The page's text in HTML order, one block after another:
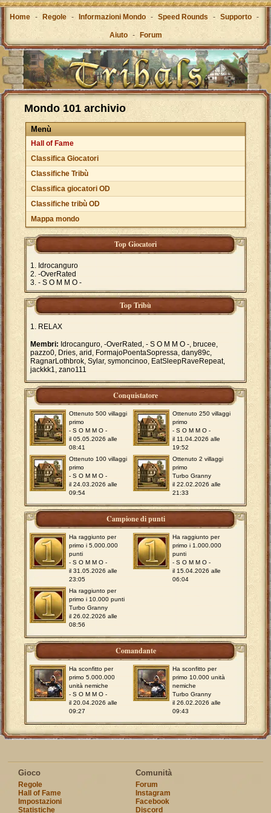
Home - Regole - Informazioni Mondo - Speed Rounds - Supporto -
Aiuto - Forum
Mondo 101 archivio
Menù
Hall of Fame
Classifica Giocatori
Classifiche Tribù
Classifica giocatori OD
Classifiche tribù OD
Mappa mondo
Top Giocatori
Idrocanguro
-OverRated
- S O M M O -
Top Tribù
RELAX
Membri: Idrocanguro, -OverRated, - S O M M O -, brucee,
pazzo0, Dries, arid, FormajoPoentaSopressa, dany89c,
RagnarLothbrok, Sylar, symoncinoo, EatSleepRaveRepeat,
jackkk1, zano111
Conquistatore
Ottenuto 500 villaggi
primo
- S O M M O -
il 05.05.2026 alle
08:41
Ottenuto 250 villaggi
primo
- S O M M O -
il 11.04.2026 alle
19:52
Ottenuto 100 villaggi
primo
- S O M M O -
il 24.03.2026 alle
09:54
Ottenuto 2 villaggi
primo
Turbo Granny
il 22.02.2026 alle
21:33
Campione di punti
Ha raggiunto per
primo i 5.000.000
punti
- S O M M O -
il 31.05.2026 alle
23:05
Ha raggiunto per
primo i 1.000.000
punti
- S O M M O -
il 15.04.2026 alle
06:04
Ha raggiunto per
primo i 10.000 punti
Turbo Granny
il 26.02.2026 alle
08:56
Comandante
Ha sconfitto per
primo 5.000.000
unità nemiche
- S O M M O -
il 20.04.2026 alle
09:27
Ha sconfitto per
primo 10.000 unità
nemiche
Turbo Granny
il 26.02.2026 alle
09:43
Gioco
Regole
Hall of Fame
Impostazioni
Statistiche
Comunità
Forum
Instagram
Facebook
Discord